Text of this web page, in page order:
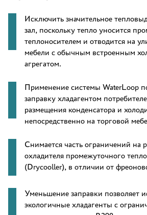
Исключить значительное
зал, поскольку тепло уносится
теплоносителем и отводится на
мебели с обычным встроенным
агрегатом.
Применение системы WaterLoop
заправку хладагентом
размещения конденсатора и
непосредственно на торговой
Снимается часть ограничений на
охладителя промежуточного
(Drycooller), в отличии от
Уменьшение заправки позволяет
экологичные хладагенты с